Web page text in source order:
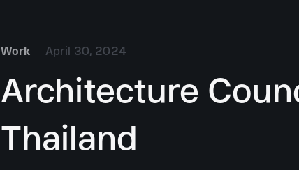
Work April 30, 2024
Architecture
Thailand